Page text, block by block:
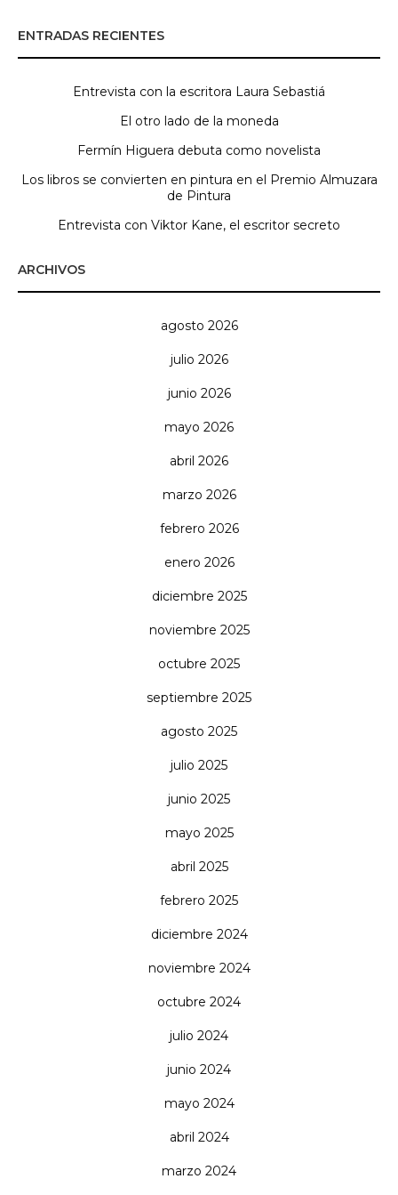
ENTRADAS RECIENTES
Entrevista con la escritora Laura Sebastiá
El otro lado de la moneda
Fermín Higuera debuta como novelista
Los libros se convierten en pintura en el Premio Almuzara
de Pintura
Entrevista con Viktor Kane, el escritor secreto
ARCHIVOS
agosto 2026
julio 2026
junio 2026
mayo 2026
abril 2026
marzo 2026
febrero 2026
enero 2026
diciembre 2025
noviembre 2025
octubre 2025
septiembre 2025
agosto 2025
julio 2025
junio 2025
mayo 2025
abril 2025
febrero 2025
diciembre 2024
noviembre 2024
octubre 2024
julio 2024
junio 2024
mayo 2024
abril 2024
marzo 2024